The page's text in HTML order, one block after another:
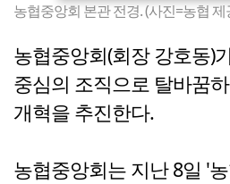
농협중앙회 본관 전경. (사진=농협 제
농협중앙회(회장 강호동)
중심의 조직으로 탈바꿈
개혁을 추진한다.
농협중앙회는 지난 8일 '